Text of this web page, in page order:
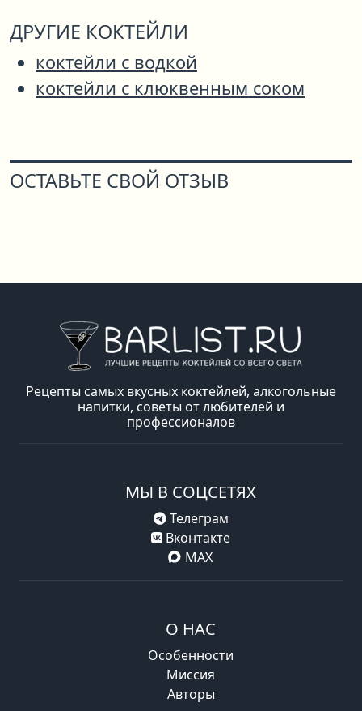
ДРУГИЕ КОКТЕЙЛИ
коктейли с водкой
коктейли с клюквенным соком
ОСТАВЬТЕ СВОЙ ОТЗЫВ
Рецепты самых вкусных коктейлей, алкогольные
напитки, советы от любителей и
профессионалов
МЫ В СОЦСЕТЯХ
Телеграм
Вконтакте
MAX
О НАС
Особенности
Миссия
Авторы